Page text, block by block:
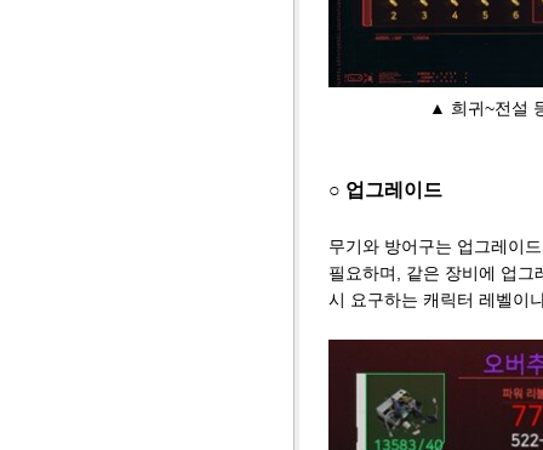
▲ 희귀~전설
○ 업그레이드
무기와 방어구는 업그레이
필요하며, 같은 장비에 업
시 요구하는 캐릭터 레벨이